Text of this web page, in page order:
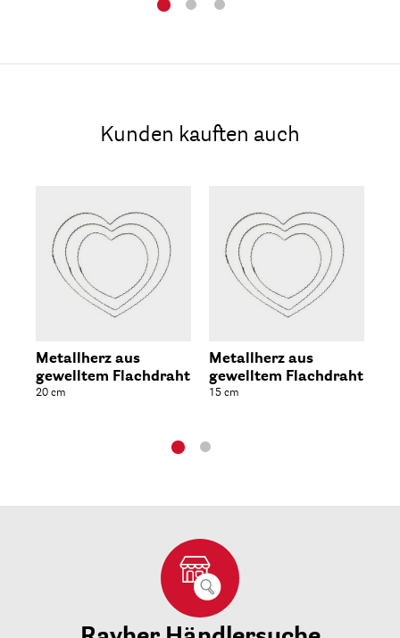
Kunden kauften auch
Metallherz aus
gewelltem Flachdraht
20 cm
Metallherz aus
gewelltem Flachdraht
15 cm